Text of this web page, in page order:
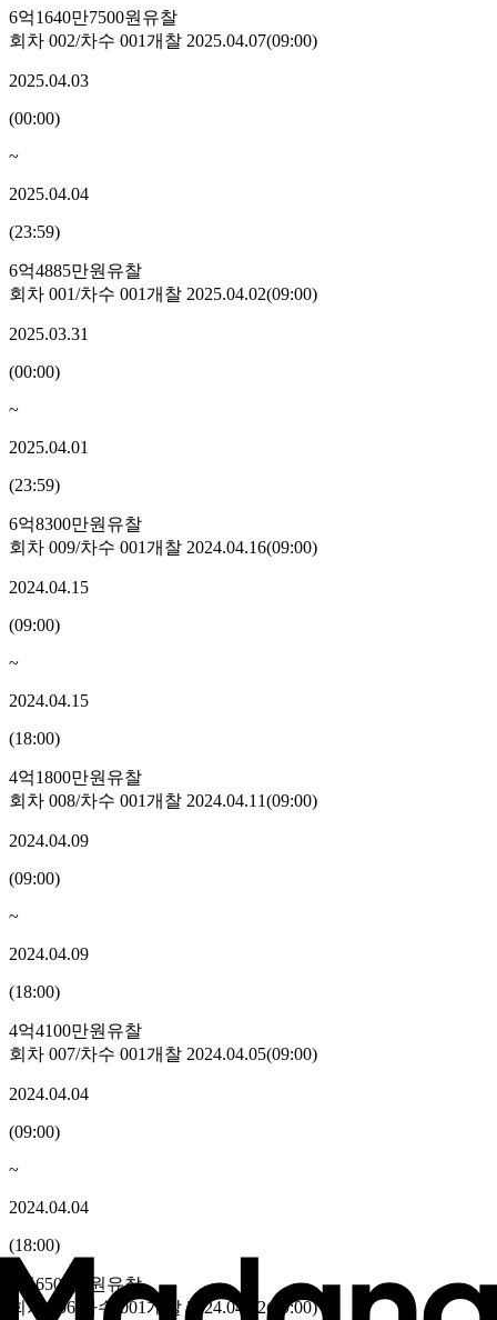
6억1640만7500원 유찰
회차 002/차수 001개찰 2025.04.07(09:00)
2025.04.03
(00:00)
~
2025.04.04
(23:59)
6억4885만원 유찰
회차 001/차수 001개찰 2025.04.02(09:00)
2025.03.31
(00:00)
~
2025.04.01
(23:59)
6억8300만원 유찰
회차 009/차수 001개찰 2024.04.16(09:00)
2024.04.15
(09:00)
~
2024.04.15
(18:00)
4억1800만원 유찰
회차 008/차수 001개찰 2024.04.11(09:00)
2024.04.09
(09:00)
~
2024.04.09
(18:00)
4억4100만원 유찰
회차 007/차수 001개찰 2024.04.05(09:00)
2024.04.04
(09:00)
~
2024.04.04
(18:00)
4억6500만원 유찰
회차 006 /차수 001개찰2024.04.02( 09:00)